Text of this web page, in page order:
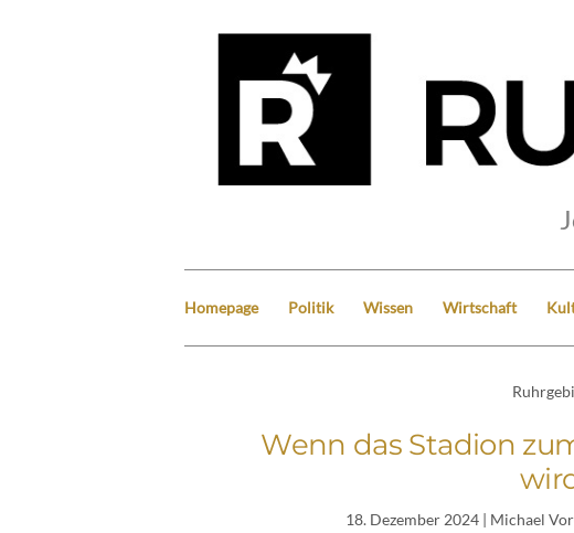
Homepage Politik Wissen Wirtschaft
Wenn das Stadion
18. Dezember 2024| Michael